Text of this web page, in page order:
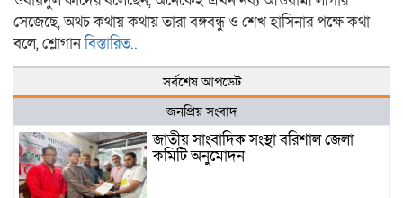
সেজেছে, অথচ কথায় কথায় তারা বঙ্গবন্ধু ও শেখ হাসিনার পক্ষে কথা
বলে, শ্লোগানবিস্তারিত..
সর্বশেষ আপডেট
জনপ্রিয় সংবাদ
জাতীয় সাংবাদিক সংস্থা বরিশাল জেলা
কমিটি অনুমোদন